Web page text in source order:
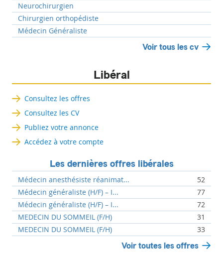
Neurochirurgien
Chirurgien orthopédiste
Médecin Généraliste
Voir tous les cv
Libéral
Consultez les offres
Consultez les CV
Publiez votre annonce
Accédez à votre compte
Les dernières offres libérales
Médecin anesthésiste réanimat...
52
Médecin généraliste (H/F) – I...
77
Médecin généraliste (H/F) – I...
72
MEDECIN DU SOMMEIL (F/H)
31
MEDECIN DU SOMMEIL (F/H)
33
Voir toutes les offres